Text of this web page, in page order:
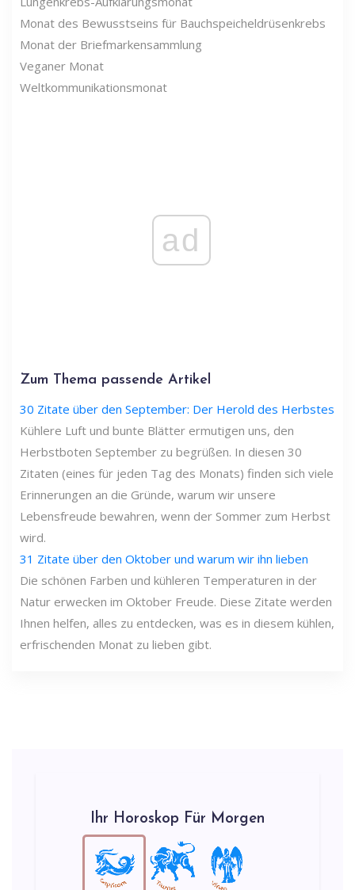
Monat des Bewusstseins für Bauchspeicheldrüsenkrebs
Monat der Briefmarkensammlung
Veganer Monat
Weltkommunikationsmonat
ad
Zum Thema passende Artikel
30 Zitate über den September: Der Herold des Herbstes
Kühlere Luft und bunte Blätter ermutigen uns, den
Herbstboten September zu begrüßen. In diesen 30
Zitaten (eines für jeden Tag des Monats) finden sich viele
Erinnerungen an die Gründe, warum wir unsere
Lebensfreude bewahren, wenn der Sommer zum Herbst
wird.
31 Zitate über den Oktober und warum wir ihn lieben
Die schönen Farben und kühleren Temperaturen in der
Natur erwecken im Oktober Freude. Diese Zitate werden
Ihnen helfen, alles zu entdecken, was es in diesem kühlen,
erfrischenden Monat zu lieben gibt.
Ihr Horoskop Für Morgen